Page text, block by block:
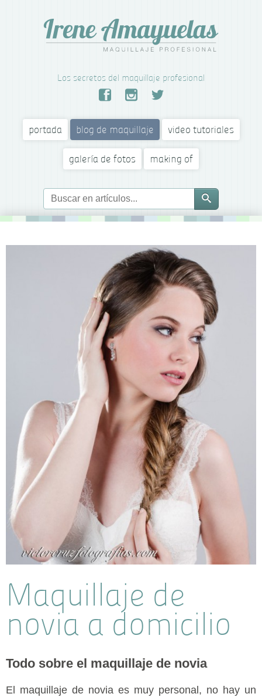
Los secretos del maquillaje profesional
portada blog de maquillaje video tutoriales
galería de fotos making of
Maquillaje de
novia a domicilio
Todo sobre el maquillaje de novia
El maquillaje de novia es muy personal, no hay un